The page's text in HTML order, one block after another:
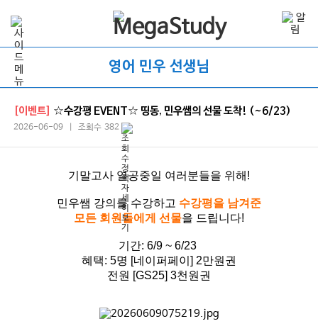
영어 민우 선생님
[이벤트] ☆수강평 EVENT☆ 띵동, 민우쌤의 선물 도착! (~6/23)
2026-06-09 | 조회수 382
기말고사 열공중일 여러분들을 위해!
민우쌤 강의를 수강하고 수강평을 남겨준
모든 회원들에게 선물을 드립니다!
기간: 6/9 ~ 6/23
혜택: 5명 [네이퍼페이] 2만원권
전원 [GS25] 3천원권